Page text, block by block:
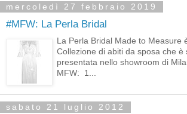
mercoledì 27 febbraio 2019
#MFW: La Perla Bridal
La Perla Bridal Made to Measure
Collezione di abiti da sposa che è
presentata nello showroom di
MFW: 1...
sabato 21 luglio 2012